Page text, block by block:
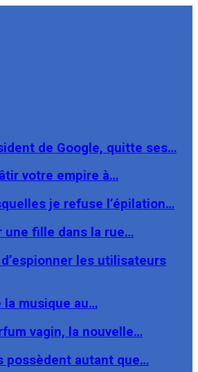
de Google, quitte ses…
votre empire à…
je refuse l’épilation…
une fille dans la rue…
les utilisateurs
la musique au…
vagin, la nouvelle…
possèdent autant que…